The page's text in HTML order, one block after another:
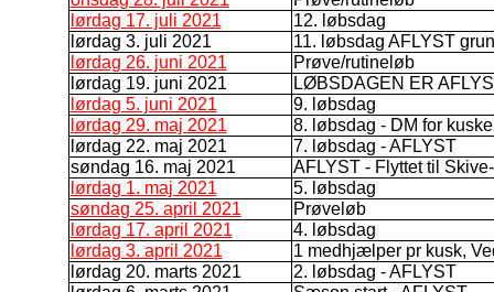
lørdag 17. juli 2021
12. løbsdag
lørdag 3. juli 2021
11. løbsdag AFLYST
lørdag 26. juni 2021
Prøve/rutineløb
lørdag 19. juni 2021
LØBSDAGEN ER
lørdag 5. juni 2021
9. løbsdag
lørdag 29. maj 2021
8. løbsdag - DM for
lørdag 22. maj 2021
7. løbsdag - AFLYST
søndag 16. maj 2021
AFLYST - Flyttet til
lørdag 1. maj 2021
5. løbsdag
søndag 25. april 2021
Prøveløb
lørdag 17. april 2021
4. løbsdag
lørdag 3. april 2021
1 medhjælper pr kusk,
lørdag 20. marts 2021
2. løbsdag - AFLYST